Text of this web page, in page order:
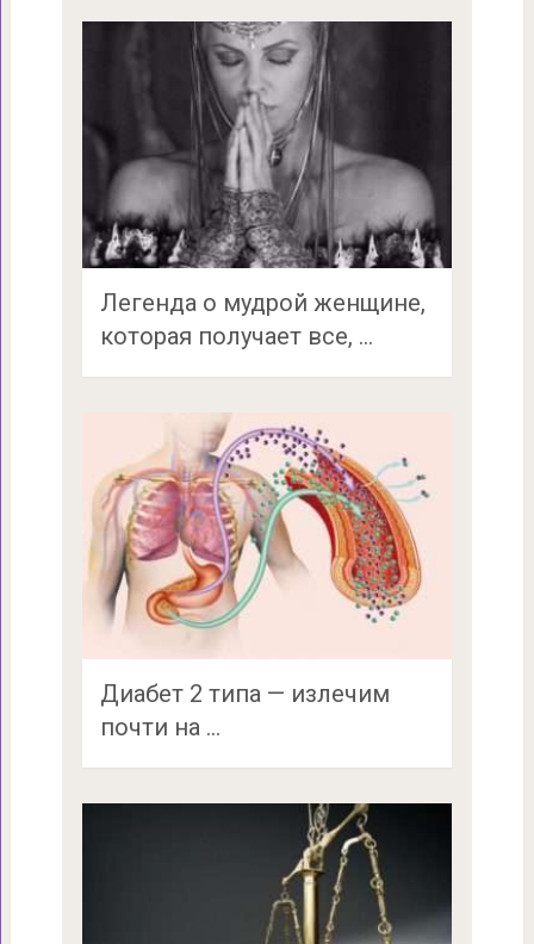
Легенда о мудрой женщине,
которая получает все, …
Диабет 2 типа — излечим
почти на …